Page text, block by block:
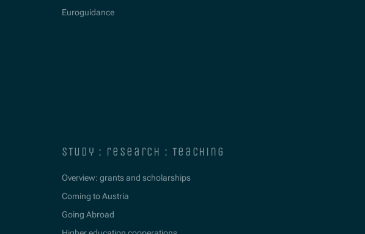
Euroguidance
study : research : teaching
Overview: grants and scholarships
Coming to Austria
Going Abroad